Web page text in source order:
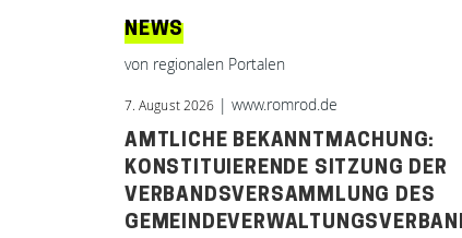
NEWS
von regionalen Portalen
7. August 2026 | www.romrod.de
AMTLICHE BEKANNTMACHUNG:
KONSTITUIERENDE SITZUNG DER
VERBANDSVERSAMMLUNG DES